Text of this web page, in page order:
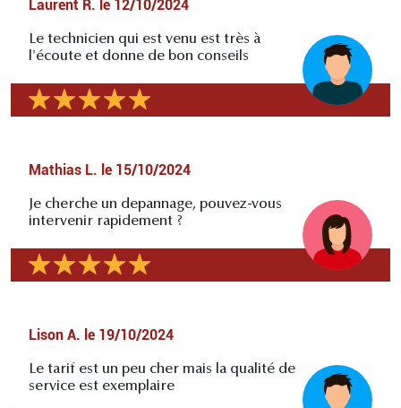
Laurent R. le 12/10/2024
Le technicien qui est venu est très à
l'écoute et donne de bon conseils
Mathias L. le 15/10/2024
Je cherche un depannage, pouvez-vous
intervenir rapidement ?
Lison A. le 19/10/2024
Le tarif est un peu cher mais la qualité de
service est exemplaire